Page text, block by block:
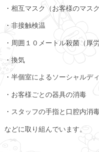
・相互マスク（お客様のマス
・非接触検温
・周囲１０メートル殺菌（厚
・換気
・半個室によるソーシャルデ
・お客様ごとの器具の消毒
・スタッフの手指と口腔内消
などに取り組んでいます。